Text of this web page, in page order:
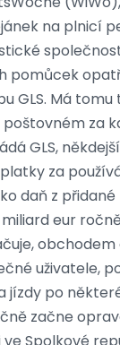
na plnicí
pomůcek
GLS. Má
za
GLS,
za
daň z
eur
obchodem
uživatele,
jízdy po
začne